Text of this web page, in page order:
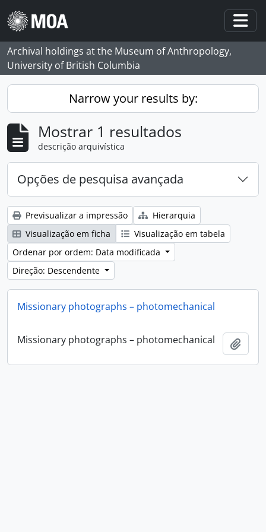
Skip to main content
Archival holdings at the Museum of Anthropology,
University of British Columbia
Narrow your results by:
Mostrar 1 resultados
descrição arquivística
Opções de pesquisa avançada
Previsualizar a impressão
Hierarquia
Visualização em ficha
Visualização em tabela
Ordenar por ordem: Data modificada
Direção: Descendente
Missionary photographs – photomechanical
Missionary photographs – photomechanical